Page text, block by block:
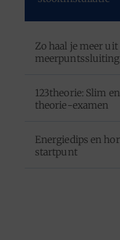
Zo haal je meer
123theorie: Slim
theorie-examen
Energiedips en
startpunt